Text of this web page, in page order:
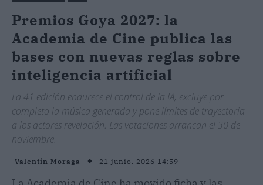
Premios Goya 2027: la
Academia de Cine publica las
bases con nuevas reglas sobre
inteligencia artificial
La 41 edición endurece el control de la IA, excluye por
completo la música generada y pone límites de trayectoria
a los actores revelación. Las votaciones arrancan el 30 de
noviembre.
Valentín Moraga 21 junio, 2026 14:59